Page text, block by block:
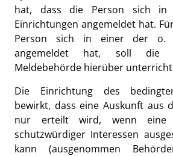
hat, dass die Person sich
Einrichtungen angemeldet hat.
Person sich in einer der o.
angemeldet hat, soll die
Meldebehörde hierüber
Die Einrichtung des
bewirkt, dass eine Auskunft aus
nur erteilt wird, wenn eine
schutzwürdiger Interessen
kann (ausgenommen